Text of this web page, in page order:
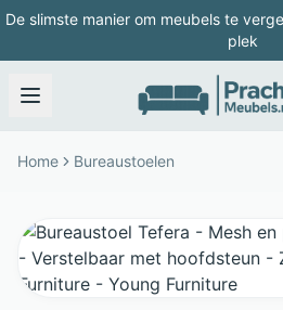
De slimste manier om meubels te
plek
Home Bureaustoelen